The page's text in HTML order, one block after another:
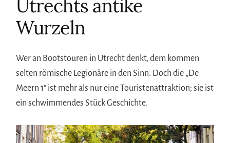
Utrechts antike
Wurzeln
Wer an Bootstouren in Utrecht denkt, dem kommen
selten römische Legionäre in den Sinn. Doch die „De
Meern 1“ ist mehr als nur eine Touristenattraktion; sie ist
ein schwimmendes Stück Geschichte.